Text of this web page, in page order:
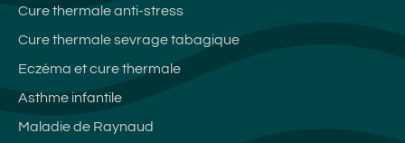
Cure thermale anti-stress
Cure thermale sevrage tabagique
Eczéma et cure thermale
Asthme infantile
Maladie de Raynaud